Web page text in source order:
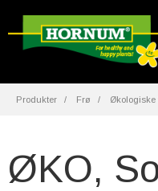
Produkter Frø Økologiske
ØKO,